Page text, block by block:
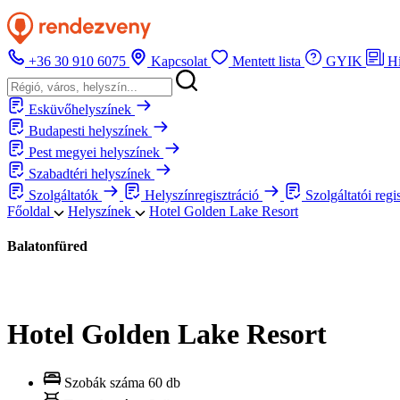
+36 30 910 6075 Kapcsolat Mentett lista GYIK
Esküvőhelyszínek
Budapesti helyszínek
Pest megyei helyszínek
Szabadtéri helyszínek
Szolgáltatók
Helyszínregisztráció Szolgáltatói
Főoldal
Helyszínek Hotel Golden Lake Resort
Balatonfüred
Hotel Golden Lake Resort
Szobák száma 60 db